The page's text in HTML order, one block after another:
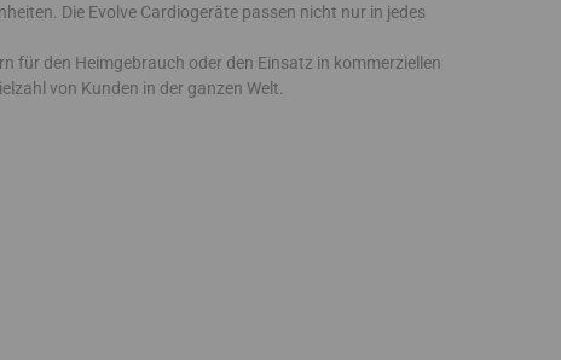
Die Evolve Cardiogeräte passen nicht nur in jedes
für den Heimgebrauch oder den Einsatz in kommerziellen
von Kunden in der ganzen Welt.